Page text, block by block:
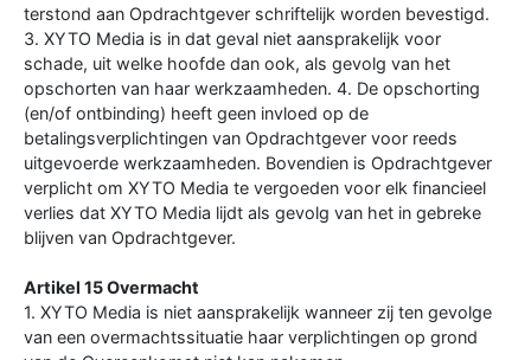
terstond aan Opdrachtgever schriftelijk worden bevestigd.
3. XYTO Media is in dat geval niet aansprakelijk voor
schade, uit welke hoofde dan ook, als gevolg van het
opschorten van haar werkzaamheden. 4. De opschorting
(en/of ontbinding) heeft geen invloed op de
betalingsverplichtingen van Opdrachtgever voor reeds
uitgevoerde werkzaamheden. Bovendien is Opdrachtgever
verplicht om XYTO Media te vergoeden voor elk financieel
verlies dat XYTO Media lijdt als gevolg van het in gebreke
blijven van Opdrachtgever.
Artikel 15 Overmacht
1. XYTO Media is niet aansprakelijk wanneer zij ten gevolge
van een overmachtssituatie haar verplichtingen op grond